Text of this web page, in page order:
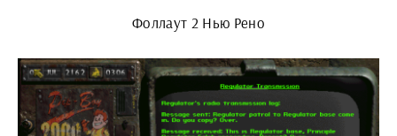
Фоллаут 2 Нью Рено